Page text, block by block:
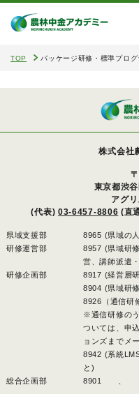
TOP パッケージ研修・標準プロ
株式会社
東京都渋
アグ
(代表) 03-6457-8806 (直
県域支援部
8965 (県域の
研修運営部
8957 (県域研
営、講師派遣
研修企画部
8917 (経営層
8904 (県域研
8926（通信研
※通信研修の
ついては、申
ョンズまでメ
8942 (系統
と)
総合企画部
8901